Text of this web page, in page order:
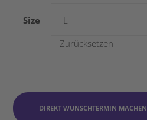
Size
L
Zurücksetzen
DIREKT WUNSCHTERMIN MACHEN